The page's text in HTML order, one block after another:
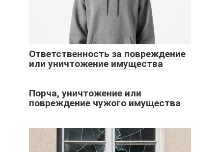
Ответственность за повреждение
или уничтожение имущества
Порча, уничтожение или
повреждение чужого имущества